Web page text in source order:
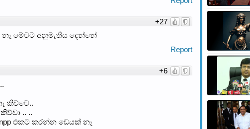
+27
මේවට අනුමැතිය දෙන්නේ
Report
+6
කිව්වේ..
.. ..
එකට කරන්න ඩෙයක් නෑ